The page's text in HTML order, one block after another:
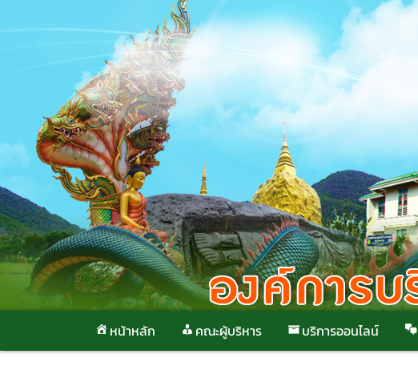
หน้าหลัก คณะผู้บริหาร บริการออนไลน์